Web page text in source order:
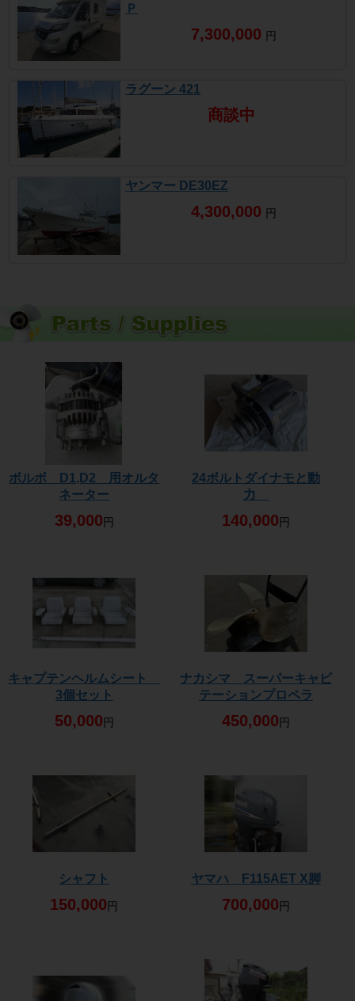
Ｐ
7,300,000 円
ラグーン 421
商談中
ヤンマー DE30EZ
4,300,000 円
ボルボ D1,D2 用オルタ
ネーター
39,000 円
24ボルトダイナモと動
力
140,000 円
キャプテンヘルムシート
3個セット
50,000 円
ナカシマ スーパーキャビ
テーションプロペラ
450,000 円
シャフト
150,000 円
ヤマハ F115AET X脚
700,000 円